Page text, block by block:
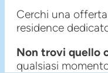
Cerchi una
residence
Non trovi quello
qualsiasi